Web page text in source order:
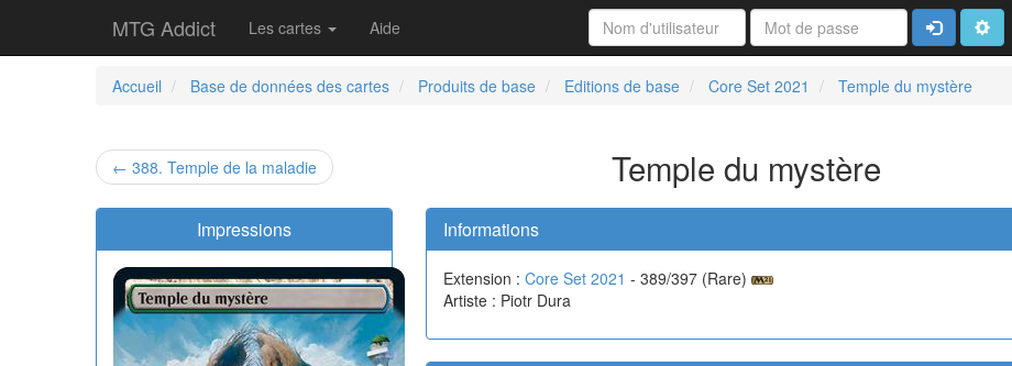
MTG Addict Les cartes Aide
Connexion
Accueil
Base de données des cartes Produits de base Editions de base Core Set 2021 Temple du mystère
← 388. Temple de la maladie Temple du mystère
Impressions Informations
Extension : Core Set 2021 - 389/397 (Rare)
Artiste : Piotr Dura